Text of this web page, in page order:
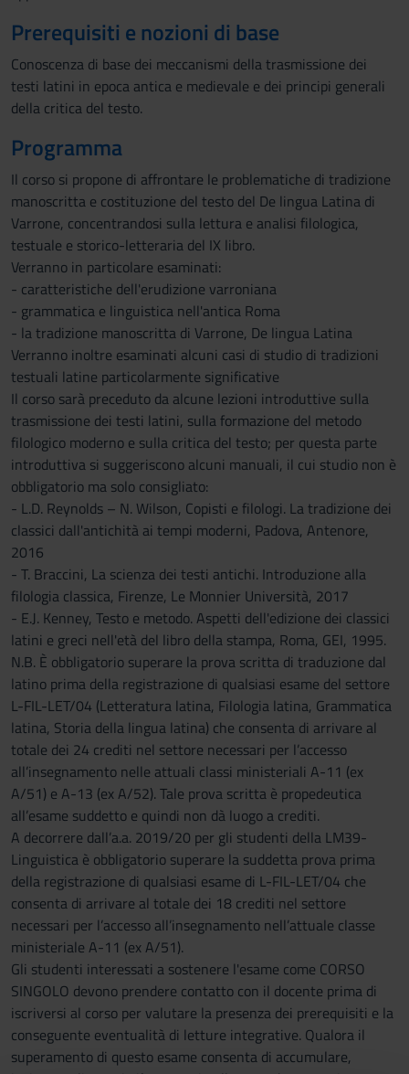
Prerequisiti e nozioni di base
Conoscenza di base dei meccanismi della trasmissione dei
testi latini in epoca antica e medievale e dei principi generali
della critica del testo.
Programma
Il corso si propone di affrontare le problematiche di tradizione
manoscritta e costituzione del testo del De lingua Latina di
Varrone, concentrandosi sulla lettura e analisi filologica,
testuale e storico-letteraria del IX libro.
Verranno in particolare esaminati:
- caratteristiche dell'erudizione varroniana
- grammatica e linguistica nell'antica Roma
- la tradizione manoscritta di Varrone, De lingua Latina
Verranno inoltre esaminati alcuni casi di studio di tradizioni
testuali latine particolarmente significative
Il corso sarà preceduto da alcune lezioni introduttive sulla
trasmissione dei testi latini, sulla formazione del metodo
filologico moderno e sulla critica del testo; per questa parte
introduttiva si suggeriscono alcuni manuali, il cui studio non è
obbligatorio ma solo consigliato:
- L.D. Reynolds – N. Wilson, Copisti e filologi. La tradizione dei
classici dall'antichità ai tempi moderni, Padova, Antenore,
2016
- T. Braccini, La scienza dei testi antichi. Introduzione alla
filologia classica, Firenze, Le Monnier Università, 2017
- E.J. Kenney, Testo e metodo. Aspetti dell'edizione dei classici
latini e greci nell'età del libro della stampa, Roma, GEI, 1995.
N.B. È obbligatorio superare la prova scritta di traduzione dal
latino prima della registrazione di qualsiasi esame del settore
L-FIL-LET/04 (Letteratura latina, Filologia latina, Grammatica
latina, Storia della lingua latina) che consenta di arrivare al
totale dei 24 crediti nel settore necessari per l’accesso
all’insegnamento nelle attuali classi ministeriali A-11 (ex
A/51) e A-13 (ex A/52). Tale prova scritta è propedeutica
all’esame suddetto e quindi non dà luogo a crediti.
A decorrere dall’a.a. 2019/20 per gli studenti della LM39-
Linguistica è obbligatorio superare la suddetta prova prima
della registrazione di qualsiasi esame di L-FIL-LET/04 che
consenta di arrivare al totale dei 18 crediti nel settore
necessari per l’accesso all’insegnamento nell’attuale classe
ministeriale A-11 (ex A/51).
Gli studenti interessati a sostenere l'esame come CORSO
SINGOLO devono prendere contatto con il docente prima di
iscriversi al corso per valutare la presenza dei prerequisiti e la
conseguente eventualità di letture integrative. Qualora il
superamento di questo esame consenta di accumulare,